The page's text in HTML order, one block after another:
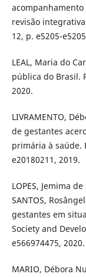
revisão
12, p. e5205-
LEAL, Maria do
pública do Brasil.
2020.
LIVRAMENTO,
de gestantes
primária à saúde.
e20180211, 2019.
LOPES, Jemima
SANTOS,
gestantes em
Society and
e566974475, 2020.
MARIO, Débora